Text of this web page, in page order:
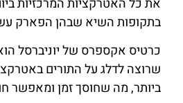
בתקופות השיא שבהן הפארק
כרטיס אקספרס של יוניברסל
שרוצה לדלג על התורים
ביותר, מה שחוסך זמן ומאפשר